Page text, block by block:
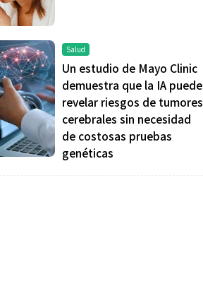
Salud
Un estudio de Mayo Clinic
demuestra que la IA puede
revelar riesgos de tumores
cerebrales sin necesidad
de costosas pruebas
genéticas
Salud
Día Mundial Contra La Hepatitis:
alertan sobre los riesgos de los
productos “DETOX”